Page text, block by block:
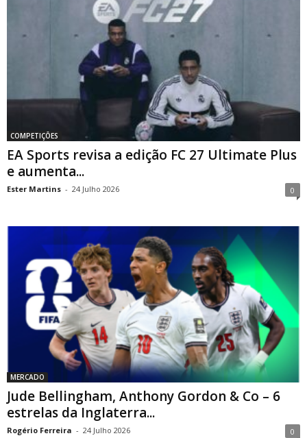
COMPETIÇÕES
EA Sports revisa a edição FC 27 Ultimate Plus
e aumenta...
Ester Martins - 24 Julho 2026 0
MERCADO
Jude Bellingham, Anthony Gordon & Co – 6
estrelas da Inglaterra...
Rogério Ferreira - 24 Julho 2026 0